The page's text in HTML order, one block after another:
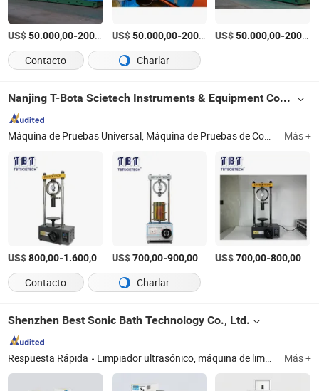
US$50.000,00-200.000,00 /Pieza
US$50.000,00-200.000,00 /Pieza
US$50.000,00-200.000,00
Contacto Charlar
Nanjing T-Bota Scietech Instruments & Equipment Co., Ltd.
Máquina de Pruebas Universal, Máquina de Pruebas de Compresión, Instrumentos de Pruebas de Suelo, Máquina de Pruebas de Petróleo, Máquina de Pruebas Geo-Técnicas, Máquina de Pruebas de Topografía, Máquina de Pruebas No Destructivas, Máquina de Pruebas de Pavimento de Asfalto, Máquina de Pruebas de Cemento y Concreto, Equipos de Laboratorio Más +
US$800,00-1.600,00 /Set
US$700,00-900,00/Pieza US$700,00-800,00
Contacto
Charlar
Shenzhen Best Sonic Bath Technology Co., Ltd.
Respuesta Rápida Limpiador ultrasónico, máquina de limpieza ultrasónica, máquina limpiadora ultrasónica, pequeño electrodoméstico, electrónica de consumo, máquina de impresora UV, máquina de procesamiento y fabricación, maquinaria de procesamiento, herramientas y hardware, herramientas y maquinaria de belleza Más +